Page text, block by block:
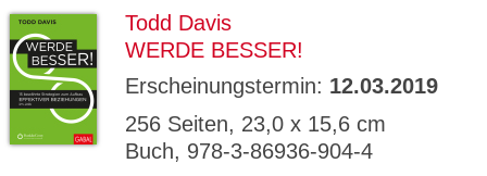
Todd Davis
WERDE BESSER!
Erscheinungstermin: 12.03.2019
256 Seiten, 23,0 x 15,6 cm
Buch, 978-3-86936-904-4